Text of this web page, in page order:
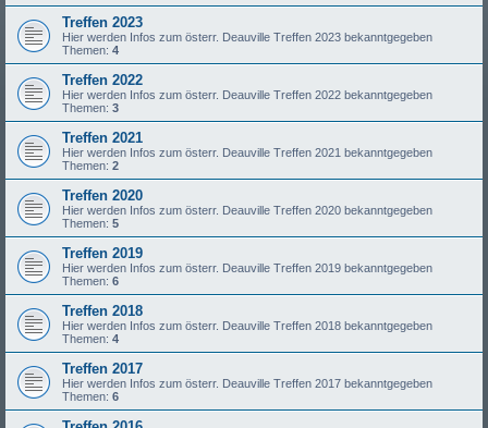
Treffen 2023
Hier werden Infos zum österr. Deauville Treffen 2023 bekanntgegeben
Themen: 4
Treffen 2022
Hier werden Infos zum österr. Deauville Treffen 2022 bekanntgegeben
Themen: 3
Treffen 2021
Hier werden Infos zum österr. Deauville Treffen 2021 bekanntgegeben
Themen: 2
Treffen 2020
Hier werden Infos zum österr. Deauville Treffen 2020 bekanntgegeben
Themen: 5
Treffen 2019
Hier werden Infos zum österr. Deauville Treffen 2019 bekanntgegeben
Themen: 6
Treffen 2018
Hier werden Infos zum österr. Deauville Treffen 2018 bekanntgegeben
Themen: 4
Treffen 2017
Hier werden Infos zum österr. Deauville Treffen 2017 bekanntgegeben
Themen: 6